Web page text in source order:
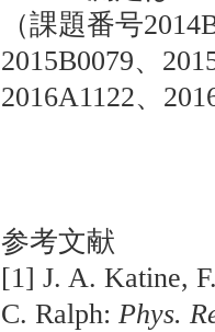
（課題番号
2015B0079、
2016A1122、
参考文献
[1] J. A. Katine,
C. Ralph: Phys.